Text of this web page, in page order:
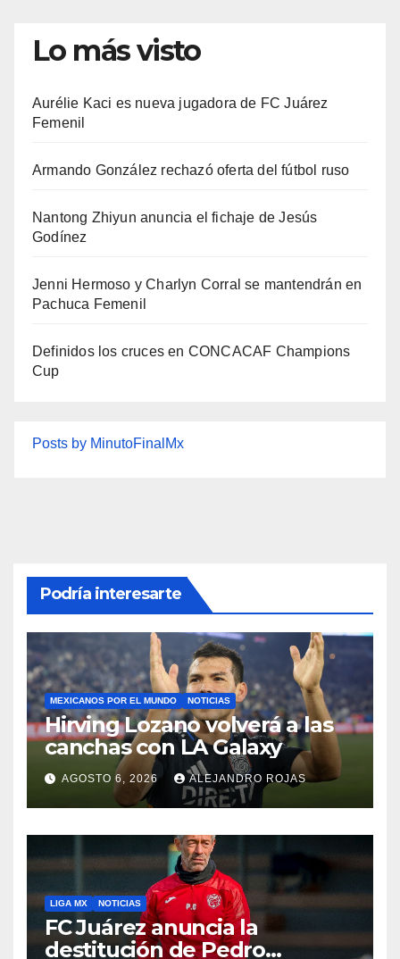
Lo más visto
Aurélie Kaci es nueva jugadora de FC Juárez
Femenil
Armando González rechazó oferta del fútbol ruso
Nantong Zhiyun anuncia el fichaje de Jesús
Godínez
Jenni Hermoso y Charlyn Corral se mantendrán en
Pachuca Femenil
Definidos los cruces en CONCACAF Champions
Cup
Posts by MinutoFinalMx
Podría interesarte
MEXICANOS POR EL MUNDO NOTICIAS
Hirving Lozano volverá a las
canchas con LA Galaxy
AGOSTO 6, 2026 ALEJANDRO ROJAS
LIGA MX NOTICIAS
FC Juárez anuncia la
destitución de Pedro